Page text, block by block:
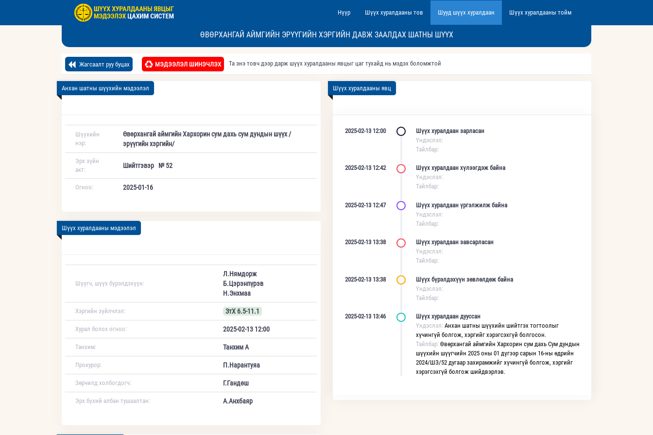
Нүүр Шүүх хуралдааны тов Шууд шүүх хуралдаан Шүүх хуралдааны тойм
ӨВӨРХАНГАЙ АЙМГИЙН ЭРҮҮГИЙН ХЭРГИЙН ДАВЖ ЗААЛДАХ ШАТНЫ ШҮҮХ
Жагсаалт руу буцах МЭДЭЭЛЭЛ ШИНЭЧЛЭХ Та энэ товч дээр дарж шүүх хуралдааны явцыг цаг тухайд нь мэдэх боломжтой
Анхан шатны шүүхийн мэдээлэл
Шүүхийн
нэр:
Өвөрхангай аймгийн Хархорин сум дахь сум дундын шүүх /
эрүүгийн хэргийн/
Эрх зүйн
акт:
Шийтгэвэр № 52
Огноо: 2025-01-16
Шүүх хуралдааны мэдээлэл
Шүүгч, шүүх бүрэлдэхүүн:
Л.Нямдорж
Б.Цэрэнпүрэв
Н.Энхмаа
Хэргийн зүйлчлэл: ЗтХ 6.5-11.1
Хурал болох огноо: 2025-02-13 12:00
Танхим: Танхим А
Прокурор: П.Нарантуяа
Зөрчилд холбогдогч: Г.Гандөш
Эрх бүхий албан тушаалтан: А.Анхбаяр
Шүүх хуралдааны явц
2025-02-13 12:00
Шүүх хуралдаан зарласан
Үндэслэл:
Тайлбар:
2025-02-13 12:42
Шүүх хуралдаан хүлээгдэж байна
Үндэслэл:
Тайлбар:
2025-02-13 12:47
Шүүх хуралдаан үргэлжилж байна
Үндэслэл:
Тайлбар:
2025-02-13 13:38
Шүүх хуралдаан завсарласан
Үндэслэл:
Тайлбар:
2025-02-13 13:38
Шүүх бүрэлдэхүүн зөвлөлдөж байна
Үндэслэл:
Тайлбар:
2025-02-13 13:46
Шүүх хуралдаан дууссан
Үндэслэл: Анхан шатны шүүхийн шийтгэх тогтоолыг
хүчингүй болгож, хэргийг хэрэгсэхгүй болгосон.
Тайлбар: Өвөрхангай аймгийн Хархорин сум дахь Сум дундын
шүүхийн шүүгчийн 2025 оны 01 дүгээр сарын 16-ны өдрийн
2024/ШЗ/52 дугаар захирамжийг хүчингүй болгож, хэргийг
хэрэгсэхгүй болгож шийдвэрлэв.